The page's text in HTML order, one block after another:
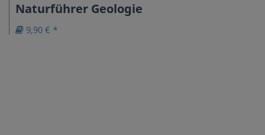
Naturführer Geologie
9,90 € *